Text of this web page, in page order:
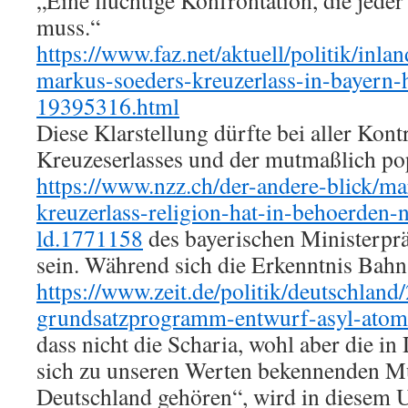
muss.“
https://www.faz.net/aktuell/politik/
markus-soeders-kreuzerlass-in-
19395316.html
Diese Klarstellung dürfte bei aller
Kreuzeserlasses und der mutmaßlich
https://www.nzz.ch/der-andere-blick/
kreuzerlass-religion-hat-in-behoerden-
ld.1771158 des bayerischen
sein. Während sich die Erkenntnis
https://www.zeit.de/politik/
grundsatzprogramm-entwurf-asyl-
dass nicht die Scharia, wohl aber die in
sich zu unseren Werten bekennenden
Deutschland gehören“, wird in diesem